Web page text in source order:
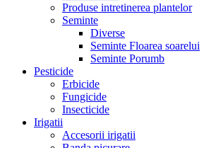
Produse intretinerea plantelor
Seminte
Diverse
Seminte Floarea soarelui
Seminte Porumb
Pesticide
Erbicide
Fungicide
Insecticide
Irigatii
Accesorii irigatii